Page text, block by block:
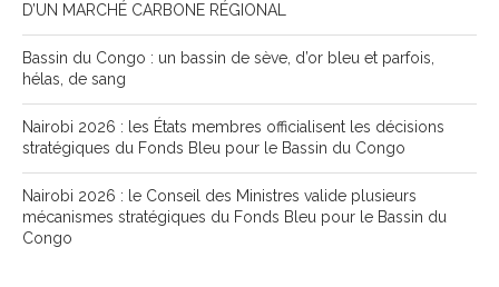
D’UN MARCHÉ CARBONE RÉGIONAL
Bassin du Congo : un bassin de sève, d’or bleu et parfois,
hélas, de sang
Nairobi 2026 : les États membres officialisent les décisions
stratégiques du Fonds Bleu pour le Bassin du Congo
Nairobi 2026 : le Conseil des Ministres valide plusieurs
mécanismes stratégiques du Fonds Bleu pour le Bassin du
Congo